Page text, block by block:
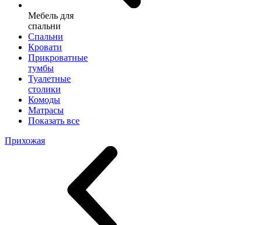
Мебель для
спальни
Спальни
Кровати
Прикроватные
тумбы
Туалетные
столики
Комоды
Матрасы
Показать все
Прихожая